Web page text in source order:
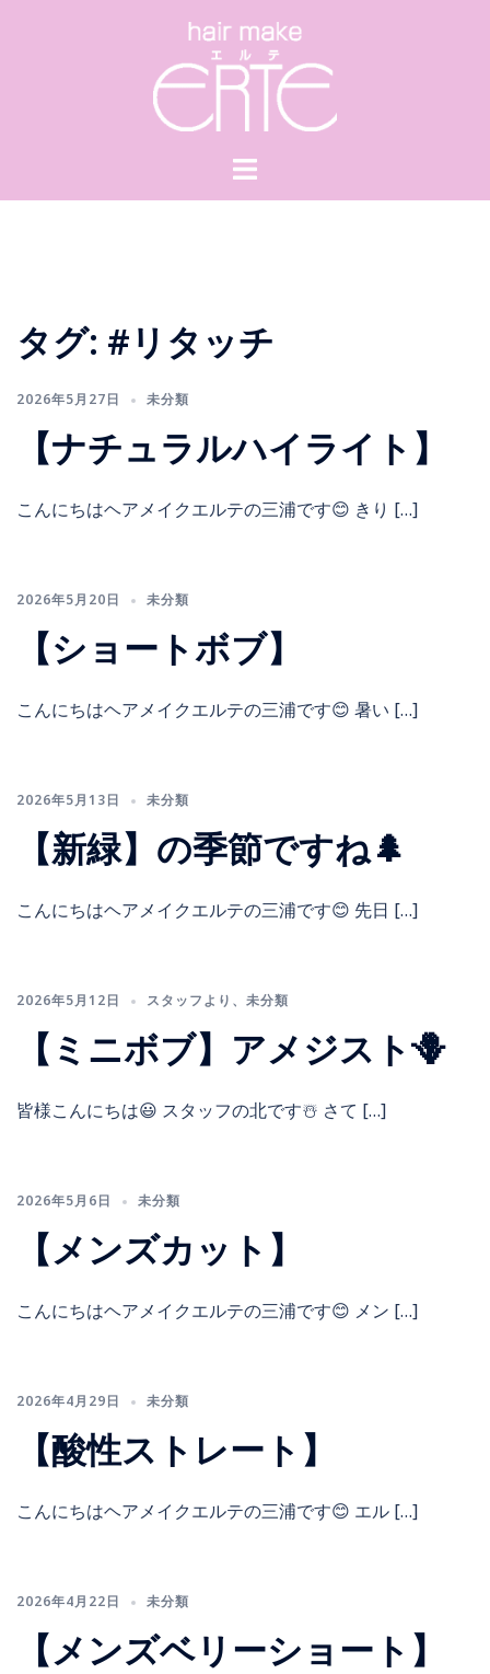
タグ: #リタッチ
2026年5月27日 未分類
【ナチュラルハイライト】
こんにちはヘアメイクエルテの三浦です😊 きり […]
2026年5月20日 未分類
【ショートボブ】
こんにちはヘアメイクエルテの三浦です😊 暑い […]
2026年5月13日 未分類
【新緑】の季節ですね🌲
こんにちはヘアメイクエルテの三浦です😊 先日 […]
2026年5月12日 スタッフより 、 未分類
【ミニボブ】アメジスト🪻
皆様こんにちは😃 スタッフの北です☃️ さて […]
2026年5月6日 未分類
【メンズカット】
こんにちはヘアメイクエルテの三浦です😊 メン […]
2026年4月29日 未分類
【酸性ストレート】
こんにちはヘアメイクエルテの三浦です😊 エル […]
2026年4月22日 未分類
【メンズベリーショート】